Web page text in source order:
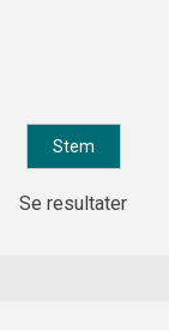
Se resultater